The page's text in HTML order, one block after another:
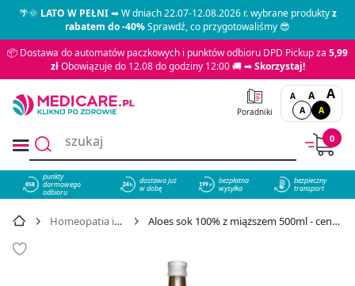
🌴🌞LATO W PEŁNI➡ W dniach 22.07-12.08.2026 r. wybrane produktyz
rabatem do -40%Sprawdź, co przygotowaliśmy 😎
📦 Dostawa do automatów paczkowych i punktów odbioru DPD Pickup za 5,99
złObowiązuje do 12.08 do godziny 12:00 🚚 ➡Skorzystaj!
Poradniki
A A A
A A
0
858
punkty
darmowego
odbioru
dostawa już
w dobę
bezpłatna
wysyłka
bezpieczny
transport
Homeopatia i zioła Aloes sok 100% z miąższem 500ml - cena 21,89 zł